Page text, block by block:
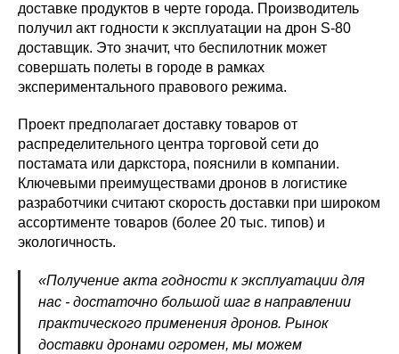
доставке продуктов в черте города. Производитель
получил акт годности к эксплуатации на дрон S-80
доставщик. Это значит, что беспилотник может
совершать полеты в городе в рамках
экспериментального правового режима.
Проект предполагает доставку товаров от
распределительного центра торговой сети до
постамата или даркстора, пояснили в компании.
Ключевыми преимуществами дронов в логистике
разработчики считают скорость доставки при широком
ассортименте товаров (более 20 тыс. типов) и
экологичность.
«Получение акта годности к эксплуатации для
нас - достаточно большой шаг в направлении
практического применения дронов. Рынок
доставки дронами огромен, мы можем